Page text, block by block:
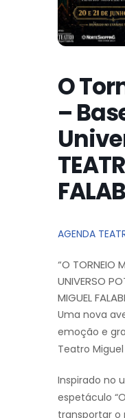
O
–
AGENDA
“O TORNEIO
UNIVERSO
MIGUEL
Uma nova
emoção e
Teatro
Inspirado no
espetáculo
transportar o